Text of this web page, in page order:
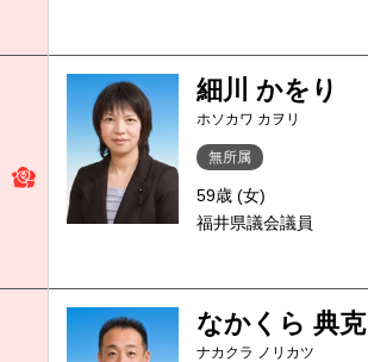
細川 かをり
ホソカワ カヲリ
無所属
59歳 (女)
福井県議会議員
なかくら 典克
ナカクラ ノリカツ